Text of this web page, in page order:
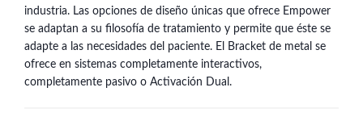
industria. Las opciones de diseño únicas que ofrece Empower
se adaptan a su filosofía de tratamiento y permite que éste se
adapte a las necesidades del paciente. El Bracket de metal se
ofrece en sistemas completamente interactivos,
completamente pasivo o Activación Dual.